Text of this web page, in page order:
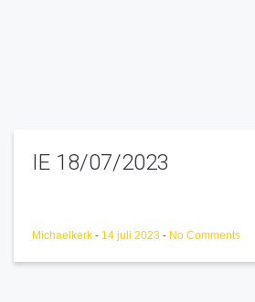
IE 18/07/2023
Michaelkerk - 14 juli 2023 - No Comments